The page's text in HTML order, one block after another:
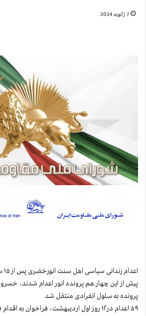
7 ژانویه 2024
اعدام زندانی سیاسی اهل سنت انورخضری پس از ۱۵ سال حبس
پیش از این چهار هم پرونده انور اعدام شدند،
پرونده به سلول انفرادی منتقل شد
۵۹ اعدام در۱۲ روز اول اردیبهشت، فراخوان